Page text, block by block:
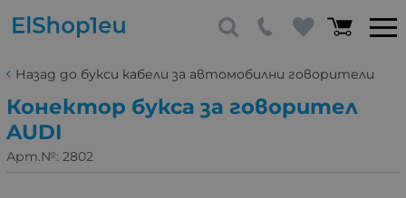
Назад до букси кабели за автомобилни говорители
Конектор букса за говорител
AUDI
Арт.№: 2802